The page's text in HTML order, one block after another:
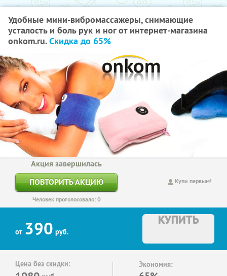
Удобные мини-вибромассажеры, снимающие
усталость и боль рук и ног от интернет-магазина
onkom.ru.Скидка до 65%
Купи первым!
Акция завершилась
ПОВТОРИТЬ АКЦИЮ
Человек проголосовало: 0
от 390 руб.
КУПИТЬ
Цена без скидки: Экономия: